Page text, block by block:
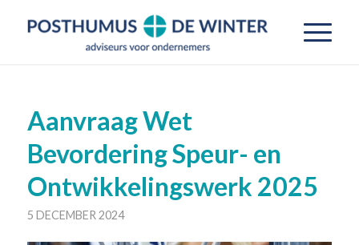
Aanvraag Wet
Bevordering Speur- en
Ontwikkelingswerk 2025
5 DECEMBER 2024